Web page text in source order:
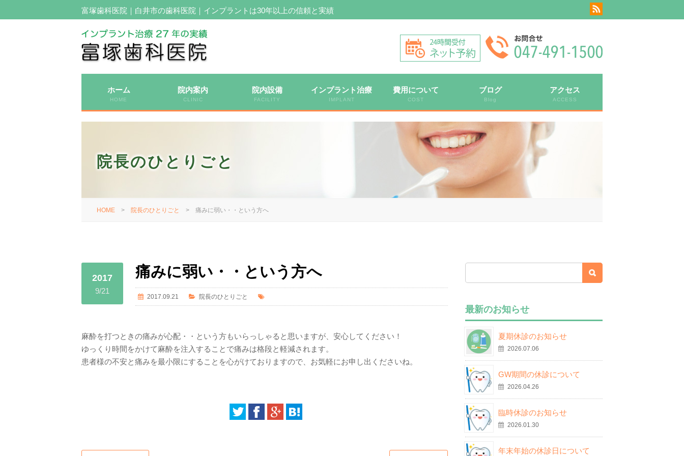
富塚歯科医院｜白井市の歯科医院｜インプラントは30年以上の信頼と実績
ホーム
HOME
院内案内
CLINIC
院内設備
FACILITY
インプラント治療
IMPLANT
費用について
COST
ブログ
Blog
アクセス
ACCESS
院長のひとりごと
HOME > 院長のひとりごと > 痛みに弱い・・という方へ
2017
9/21
痛みに弱い・・という方へ
2017.09.21 院長のひとりごと
麻酔を打つときの痛みが心配・・という方もいらっしゃると思いますが、安心してください！
ゆっくり時間をかけて麻酔を注入することで痛みは格段と軽減されます。
患者様の不安と痛みを最小限にすることを心がけておりますので、お気軽にお申し出くださいね。
最新のお知らせ
夏期休診のお知らせ
2026.07.06
GW期間の休診について
2026.04.26
臨時休診のお知らせ
2026.01.30
年末年始の休診日について